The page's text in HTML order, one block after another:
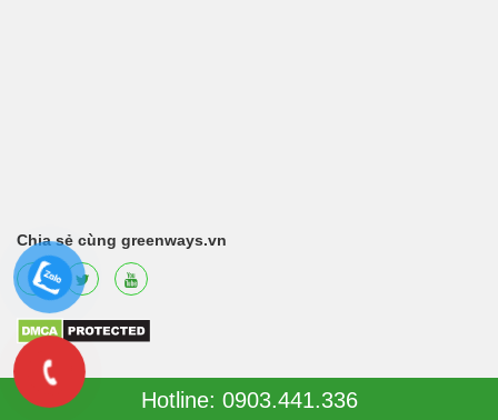
Chia sẻ cùng greenways.vn
Hotline: 0903.441.336